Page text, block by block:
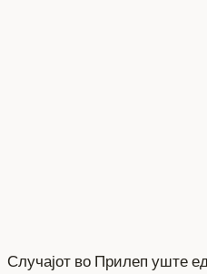
Случајот во Прилеп уште